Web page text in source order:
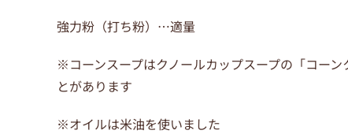
強力粉（打ち粉）…適量
※コーンスープはクノールカップスープの「コー
とがあります
※オイルは米油を使いました